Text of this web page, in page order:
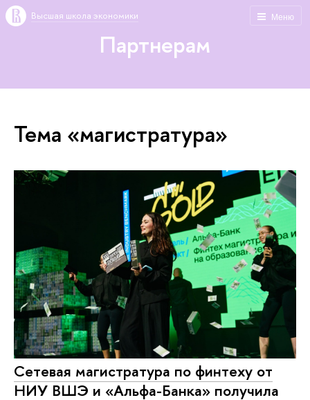
Меню
Высшая школа экономики
Партнерам
Тема «магистратура»
Сетевая магистратура по финтеху от
НИУ ВШЭ и «Альфа-Банка» получила